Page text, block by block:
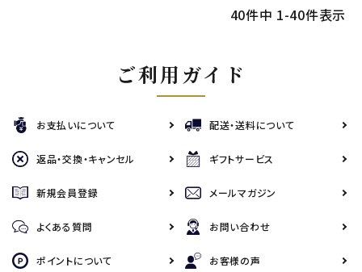
40件中 1-40件表示
ご利用ガイド
お支払いについて 配送・送料について
返品・交換・キャンセル ギフトサービス
新規会員登録 メールマガジン
よくある質問 お問い合わせ
ポイントについて お客様の声